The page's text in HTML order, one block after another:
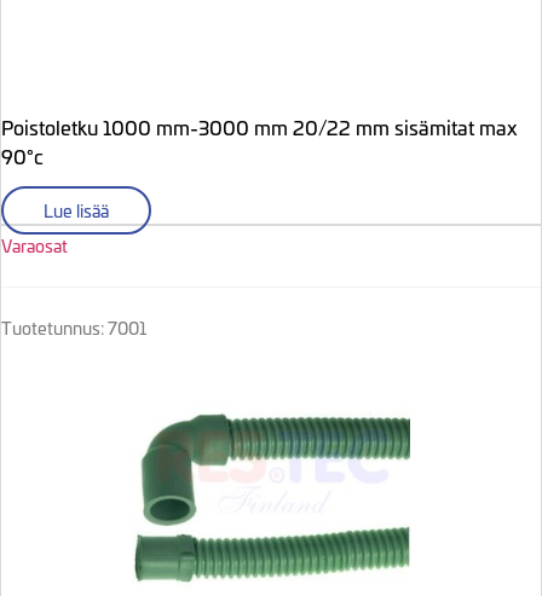
Poistoletku 1000 mm-3000 mm 20/22 mm sisämitat max
90°c
Lue lisää
Varaosat
Tuotetunnus: 7001